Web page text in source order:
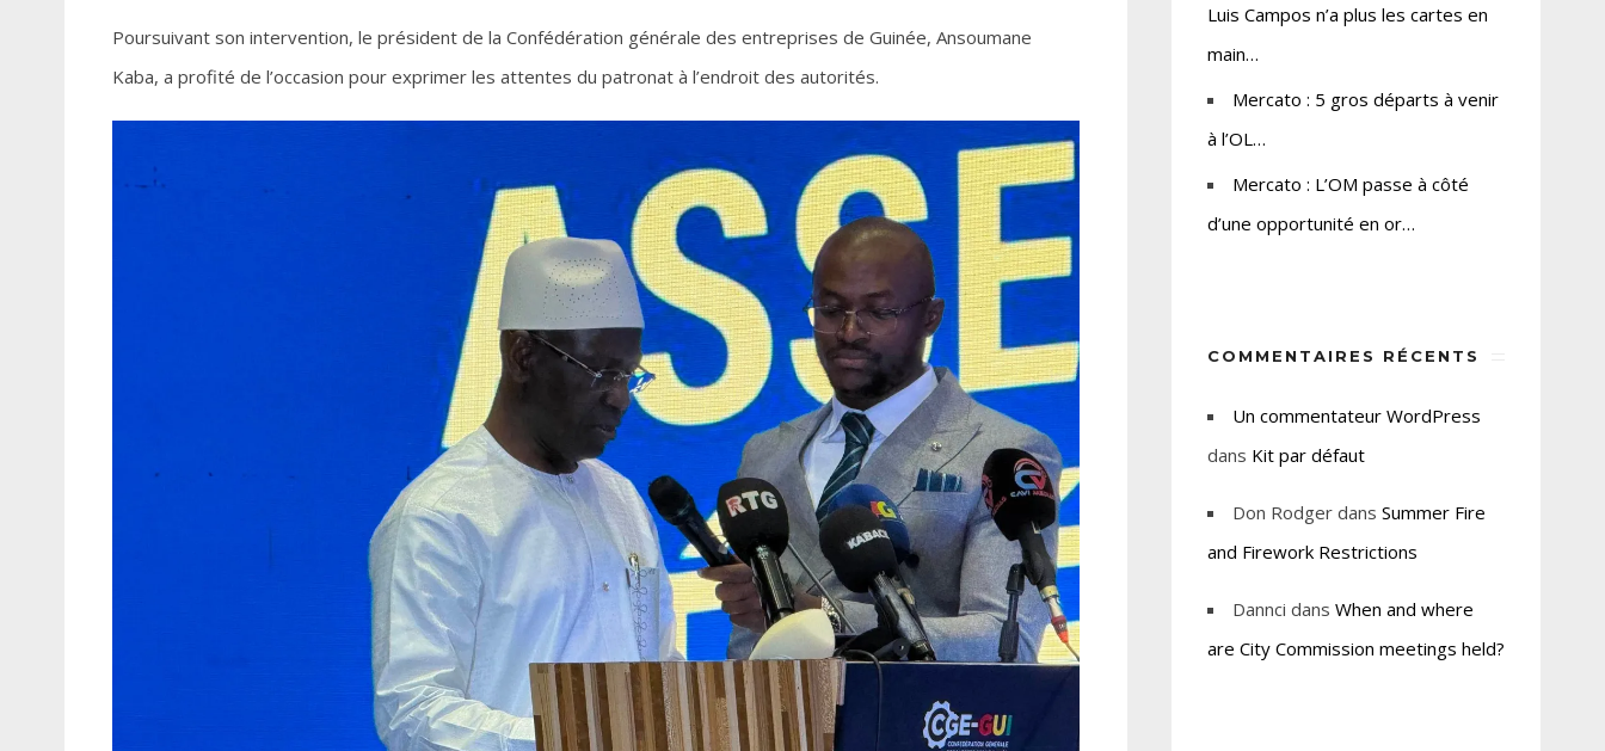
Poursuivant son intervention, le président de la Confédération générale des entreprises de Guinée, Ansoumane
Kaba, a profité de l’occasion pour exprimer les attentes du patronat à l’endroit des autorités.
Luis Campos n’a plus les cartes en
main…
Mercato : 5 gros départs à venir
à l’OL…
Mercato : L’OM passe à côté
d’une opportunité en or…
COMMENTAIRES RÉCENTS
Un commentateur WordPress
dans Kit par défaut
Don Rodger dansSummer Fire
and Firework Restrictions
Dannci dansWhen and where
are City Commission meetings held?